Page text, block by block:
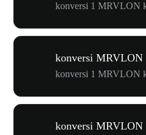
konversi 1 MRVLON
konversi MRVLON
konversi 1 MRVLON
konversi MRVLON